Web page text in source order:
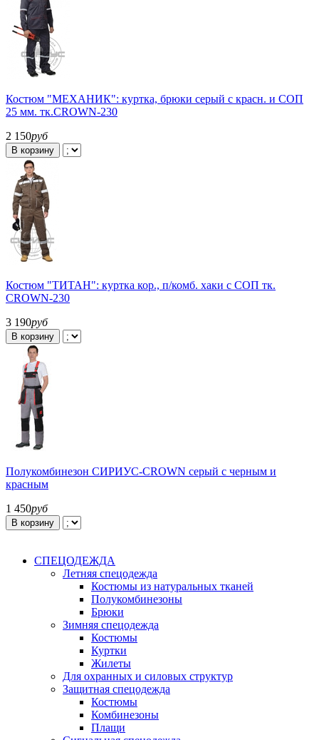
Костюм "МЕХАНИК": куртка, брюки серый с красн. и СОП
25 мм. тк.CROWN-230
2 150руб
В корзину
Костюм "ТИТАН": куртка кор., п/комб. хаки с СОП тк.
CROWN-230
3 190руб
В корзину
Полукомбинезон СИРИУС-CROWN серый с черным и
красным
1 450руб
В корзину
СПЕЦОДЕЖДА
Летняя спецодежда
Костюмы из натуральных тканей
Полукомбинезоны
Брюки
Зимняя спецодежда
Костюмы
Куртки
Жилеты
Для охранных и силовых структур
Защитная спецодежда
Костюмы
Комбинезоны
Плащи